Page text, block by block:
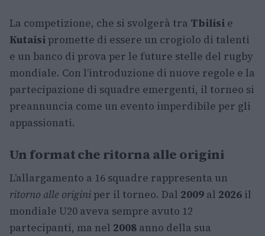
La competizione, che si svolgerà tra Tbilisi e
Kutaisipromette di essere un crogiolo di talenti
e un banco di prova per le future stelle del rugby
mondiale. Con l’introduzione di nuove regole e la
partecipazione di squadre emergenti, il torneo si
preannuncia come un evento imperdibile per gli
appassionati.
Un format che ritorna alle origini
L’allargamento a 16 squadre rappresenta un
ritorno alle originiper il torneo. Dal 2009 al 2026 il
mondiale U20 aveva sempre avuto 12
partecipanti, ma nel 2008 anno della sua